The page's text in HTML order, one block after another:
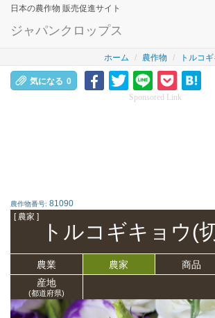
日本の農作物 販売促進サイト
ジャパンクロップス
ホーム 農作物 トルコ
気になる 0
Sponsored Link
農作物番号: 81090
[ 農家 ]
トルコギキョウ(
農業 農家 商品
産地
(都道府県)